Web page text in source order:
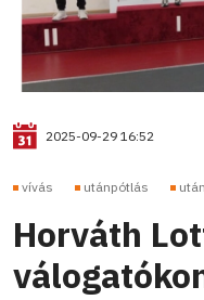
2025-09-29 16:52
vívás utánpótlás
Horváth